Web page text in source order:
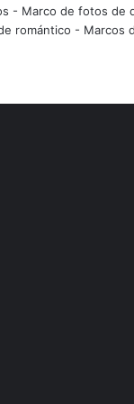
- Marco de fotos de
romántico - Marcos